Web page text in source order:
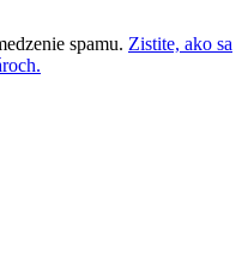
spamu. Zistite, ako sa